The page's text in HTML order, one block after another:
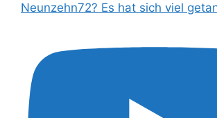
Neunzehn72? Es hat sich viel